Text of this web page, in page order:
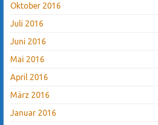
Oktober 2016
Juli 2016
Juni 2016
Mai 2016
April 2016
März 2016
Januar 2016